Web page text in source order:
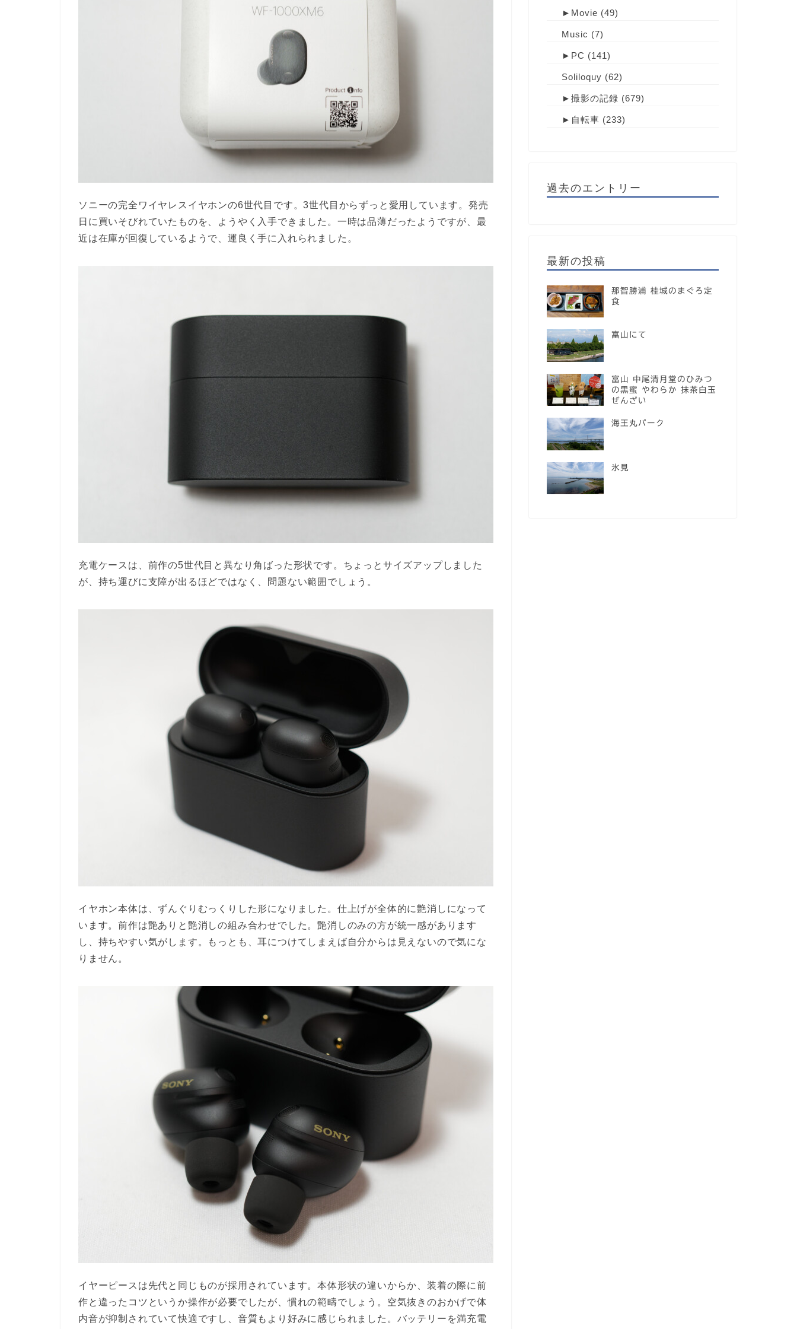
ソニーの完全ワイヤレスイヤホンの6世代目です。3世代目からずっと愛用しています。発売
日に買いそびれていたものを、ようやく入手できました。一時は品薄だったようですが、最
近は在庫が回復しているようで、運良く手に入れられました。
充電ケースは、前作の5世代目と異なり角ばった形状です。ちょっとサイズアップしました
が、持ち運びに支障が出るほどではなく、問題ない範囲でしょう。
イヤホン本体は、ずんぐりむっくりした形になりました。仕上げが全体的に艶消しになって
います。前作は艶ありと艶消しの組み合わせでした。艶消しのみの方が統一感があります
し、持ちやすい気がします。もっとも、耳につけてしまえば自分からは見えないので気にな
りません。
イヤーピースは先代と同じものが採用されています。本体形状の違いからか、装着の際に前
作と違ったコツというか操作が必要でしたが、慣れの範疇でしょう。空気抜きのおかげで体
内音が抑制されていて快適ですし、音質もより好みに感じられました。バッテリーを満充電
► Movie (49)
Music (7)
► PC (141)
Soliloquy (62)
► 撮影の記録 (679)
► 自転車 (233)
過去のエントリー
最新の投稿
那智勝浦 桂城のまぐろ定
食
富山にて
富山 中尾清月堂のひみつ
の黒蜜 やわらか 抹茶白玉
ぜんざい
海王丸パーク
氷見